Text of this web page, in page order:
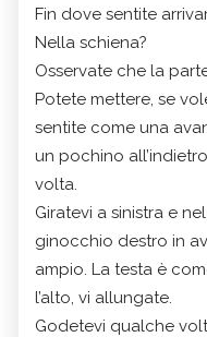
Fin dove sentite
Nella schiena?
Osservate che la
Potete mettere, se
sentite come una
un pochino
volta.
Giratevi a sinistra e
ginocchio destro in
ampio. La testa è
l’alto, vi allungate.
Godetevi qualche